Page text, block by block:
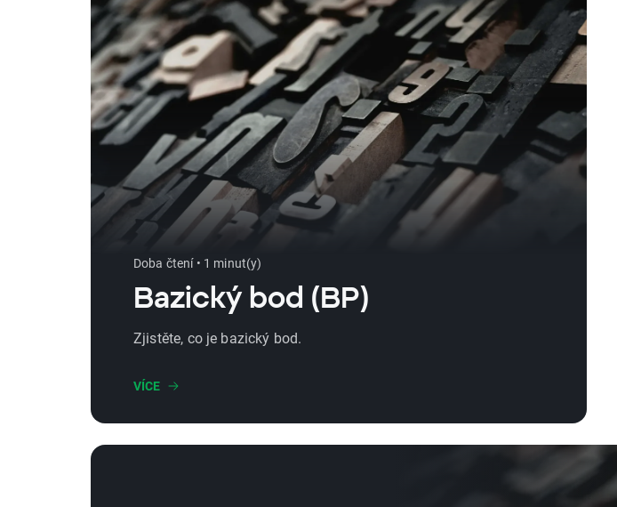
Doba čtení • 1 minut(y)
Bazický bod (BP)
Zjistěte, co je bazický bod.
VÍCE